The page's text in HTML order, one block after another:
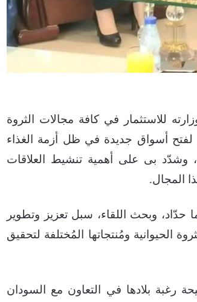
للاستثمار في كافة مجالات الثروة
لفتح أسواق جديدة في ظل أزمة الغذاء
وشدّد بى على أهمية تنشيط العلاقات
المجال.
حدّاد، وبحث اللقاء، سبل تعزيز وتطوير
الحيوانية ومُنتجاتها المُختلفة لتحقيق
رغبة بلادها في التعاون مع السودان